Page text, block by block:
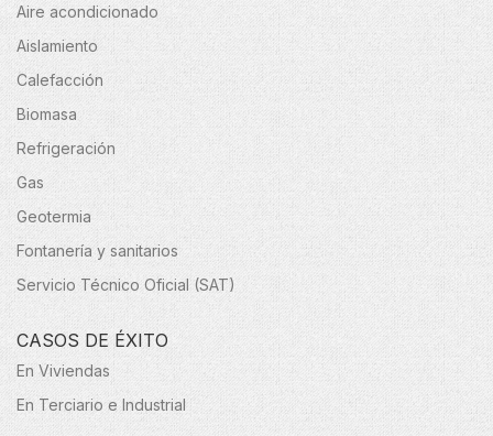
Aire acondicionado
Aislamiento
Calefacción
Biomasa
Refrigeración
Gas
Geotermia
Fontanería y sanitarios
Servicio Técnico Oficial (SAT)
CASOS DE ÉXITO
En Viviendas
En Terciario e Industrial